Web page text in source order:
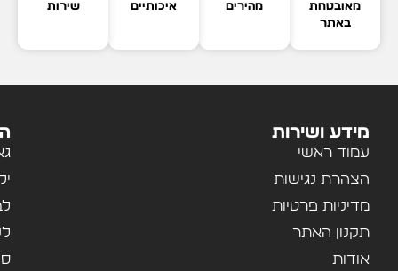
מאובטחת
באתר
מהירים
איכותיים
שירות
מידע ושירות
עמוד ראשי
הצהרת נגישות
מדיניות פרטיות
תקנון האתר
אודות